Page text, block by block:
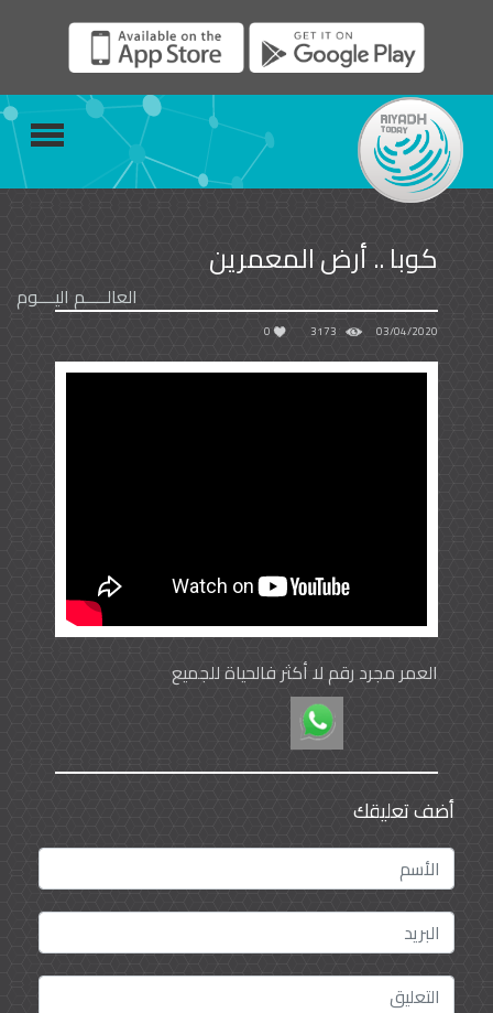
كوبا .. أرض المعمرين
العالـــــم اليــــوم
03/04/2020
3173
0
العمر مجرد رقم لا أكثر فالحياة للجميع
أضف تعليقك